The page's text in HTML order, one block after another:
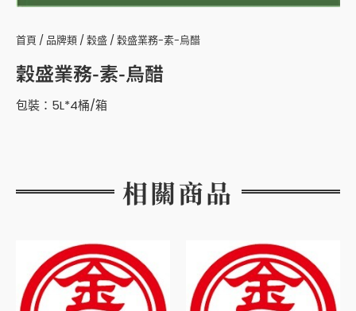
首頁 / 品牌類 /穀盛 / 穀盛業務-素-烏醋
穀盛業務-素-烏醋
包裝：5L*4桶/箱
相關商品